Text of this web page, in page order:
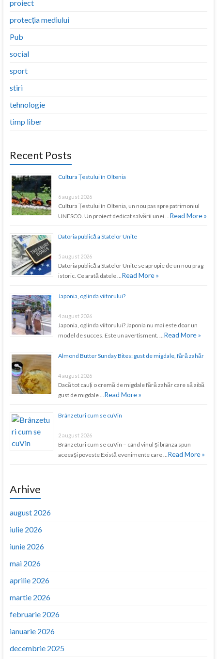
proiect
protecția mediului
Pub
social
sport
stiri
tehnologie
timp liber
Recent Posts
Cultura Țestului în Oltenia
6 august 2026
Cultura Țestului în Oltenia, un nou pas spre patrimoniul
UNESCO. Un proiect dedicat salvării unei … Read More »
Datoria publică a Statelor Unite
5 august 2026
Datoria publică a Statelor Unite se apropie de un nou prag
istoric. Ce arată datele … Read More »
Japonia, oglinda viitorului?
4 august 2026
Japonia, oglinda viitorului? Japonia nu mai este doar un
model de succes. Este un avertisment. … Read More »
Almond Butter Sunday Bites: gust de migdale, fără zahăr
4 august 2026
Dacă tot cauți o cremă de migdale fără zahăr care să aibă
gust de migdale … Read More »
Brânzeturi cum se cuVin
2 august 2026
Brânzeturi cum se cuVin – când vinul și brânza spun
aceeași poveste Există evenimente care … Read More »
Arhive
august 2026
iulie 2026
iunie 2026
mai 2026
aprilie 2026
martie 2026
februarie 2026
ianuarie 2026
decembrie 2025